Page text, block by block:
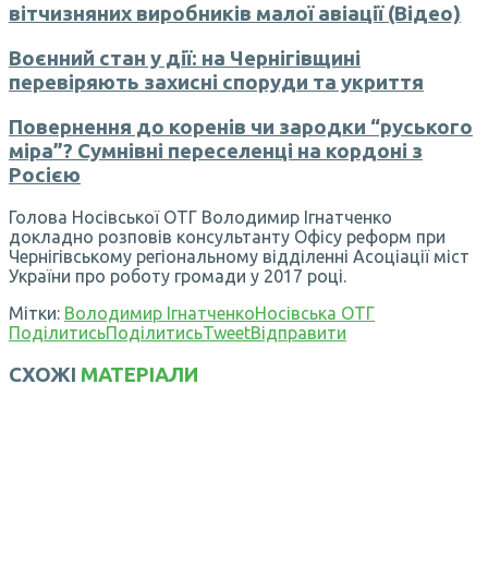
вітчизняних виробників малої авіації (Відео)
Воєнний стан у дії: на Чернігівщині
перевіряють захисні споруди та укриття
Повернення до коренів чи зародки “руського
міра”? Сумнівні переселенці на кордоні з
Росією
Голова Носівської ОТГ Володимир Ігнатченко
докладно розповів консультанту Офісу реформ при
Чернігівському регіональному відділенні Асоціації міст
України про роботу громади у 2017 році.
Мітки: Володимир ІгнатченкоНосівська ОТГ
ПоділитисьПоділитисьTweetВідправити
СХОЖІ МАТЕРІАЛИ